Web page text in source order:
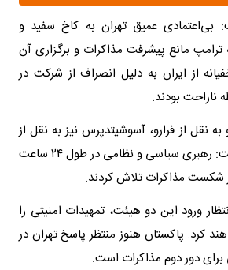
عمیق تهران به کاخ سفید و
مانع پیشرفت مذاکرات و برگزاری آن
از ایران به دلیل انصراف از شرکت در
ناراحت بودند.
به نقل از فرارو، آسوشیتدپرس نیز به نقل از
مقامات پاکستانی نوشت: رهبری سیاسی و نظامی در طول ۲۴ ساعت
شکست مذاکرات تلاش کردند.
ورود این دو هیئت، تمهیدات امنیتی را
کرد. پاکستان هنوز منتظر پاسخ تهران در
برای دور دوم مذاکرات است.